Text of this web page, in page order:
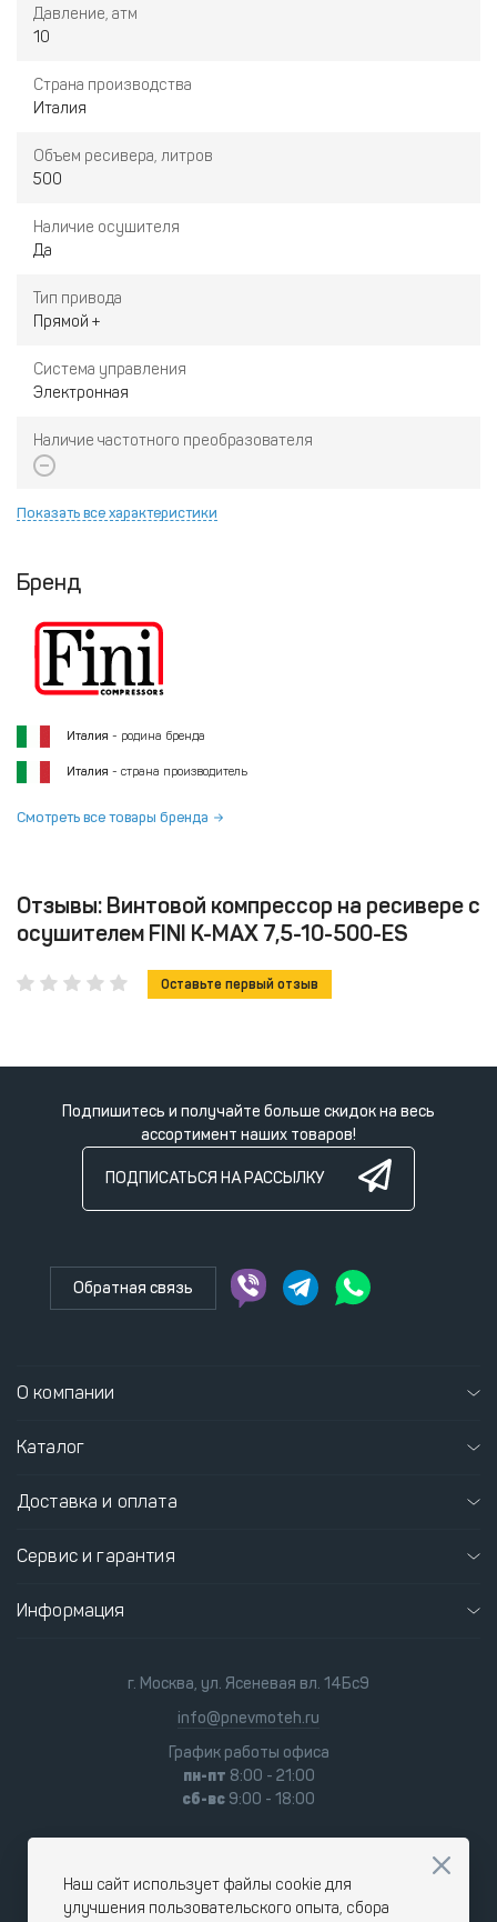
Давление, атм
10
Страна производства
Италия
Объем ресивера, литров
500
Наличие осушителя
Да
Тип привода
Прямой +
Система управления
Электронная
Наличие частотного преобразователя
Показать все характеристики
Бренд
Италия - родина бренда
Италия - страна производитель
Смотреть все товары бренда
Отзывы: Винтовой компрессор на ресивере с
осушителем FINI K-MAX 7,5-10-500-ES
Оставьте первый отзыв
Подпишитесь и получайте больше скидок на весь
ассортимент наших товаров!
ПОДПИСАТЬСЯ НА РАССЫЛКУ
Обратная связь
О компании
Каталог
Доставка и оплата
Сервис и гарантия
Информация
г. Москва, ул. Ясеневая вл. 14Бс9
info@pnevmoteh.ru
График работы офиса
пн-пт 8:00 - 21:00
сб-вс 9:00 - 18:00
Наш сайт использует файлы cookie для
улучшения пользовательского опыта, сбора